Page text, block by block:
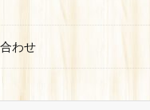
わせ